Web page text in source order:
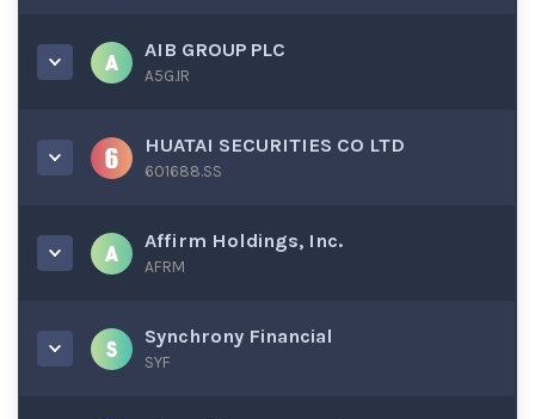
AIB GROUP PLC
A5G.IR
HUATAI SECURITIES CO LTD
601688.SS
Affirm Holdings, Inc.
AFRM
Synchrony Financial
SYF